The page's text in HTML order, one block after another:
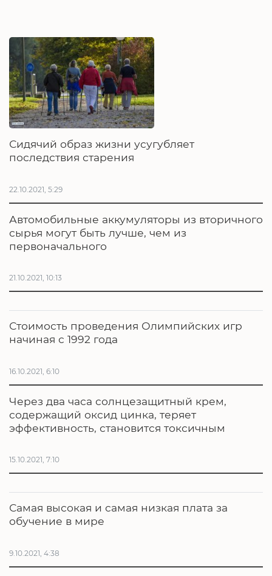
Сидячий образ жизни усугубляет
последствия старения
22.10.2021, 5:29
Автомобильные аккумуляторы из вторичного
сырья могут быть лучше, чем из
первоначального
21.10.2021, 10:13
Стоимость проведения Олимпийских игр
начиная с 1992 года
16.10.2021, 6:10
Через два часа солнцезащитный крем,
содержащий оксид цинка, теряет
эффективность, становится токсичным
15.10.2021, 7:10
Самая высокая и самая низкая плата за
обучение в мире
9.10.2021, 4:38